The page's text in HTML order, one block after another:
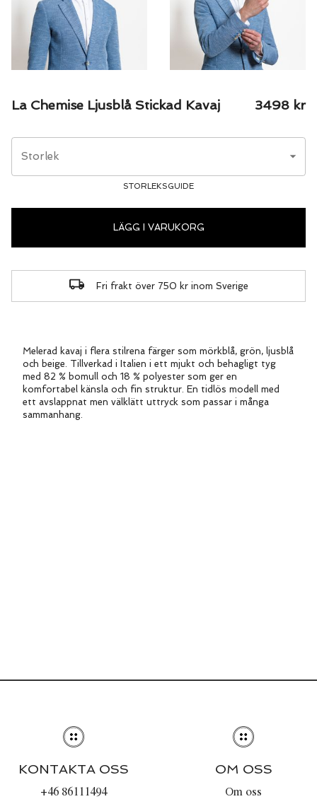
La Chemise Ljusblå Stickad Kavaj 3498 kr
Storlek
STORLEKSGUIDE
LÄGG I VARUKORG
Fri frakt över 750 kr inom Sverige
Melerad kavaj i flera stilrena färger som mörkblå, grön, ljusblå
och beige. Tillverkad i Italien i ett mjukt och behagligt tyg
med 82 % bomull och 18 % polyester som ger en
komfortabel känsla och fin struktur. En tidlös modell med
ett avslappnat men välklätt uttryck som passar i många
sammanhang.
KONTAKTA OSS
+46 86111494
OM OSS
Om oss